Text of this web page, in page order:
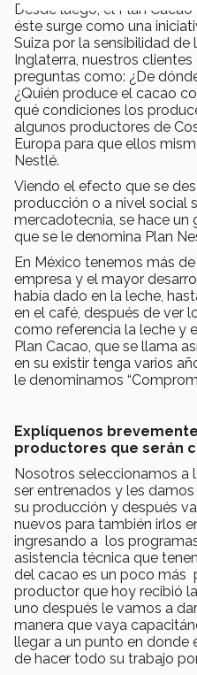
Desde luego, el Plan
éste surge como una
Suiza por la sensibilidad
Inglaterra, nuestros
preguntas como: ¿De
¿Quién produce el cacao
qué condiciones los
algunos productores de
Europa para que ellos
Nestlé.
Viendo el efecto que se
producción o a nivel social
mercadotecnia, se hace un
que se le denomina Plan
En México tenemos más
empresa y el mayor
había dado en la leche,
en el café, después de ver
como referencia la leche y
Plan Cacao, que se llama
en su existir tenga varios
le denominamos
Explíquenos
productores que serán
Nosotros seleccionamos a
ser entrenados y les
su producción y después
nuevos para también irlos
ingresando a los
asistencia técnica que
del cacao es un poco más
productor que hoy recibió
uno después le vamos a
manera que vaya
llegar a un punto en donde
de hacer todo su trabajo